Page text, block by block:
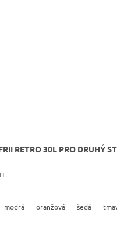
RETRO 30L PRO DRUHÝ
modrá oranžová šedá